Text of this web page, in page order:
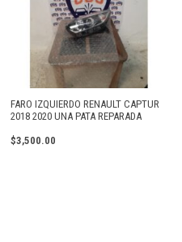
FARO IZQUIERDO RENAULT CAPTUR
2018 2020 UNA PATA REPARADA
$3,500.00